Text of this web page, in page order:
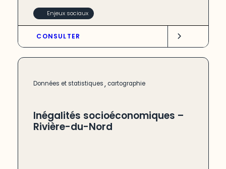
Enjeux sociaux
CONSULTER
Données et statistiques, cartographie
Inégalités socioéconomiques –
Rivière-du-Nord